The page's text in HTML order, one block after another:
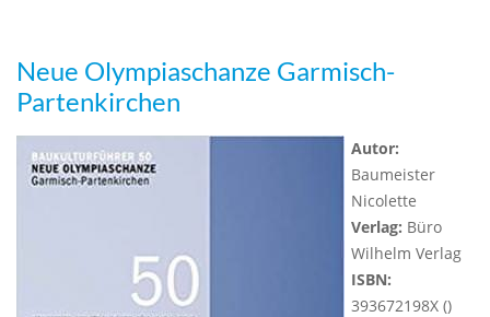
Neue Olympiaschanze Garmisch-
Partenkirchen
Autor:
Baumeister
Nicolette
Verlag: Büro
Wilhelm Verlag
ISBN:
393672198X ()